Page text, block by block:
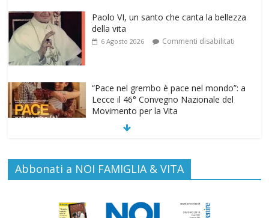
“Pace nel grembo è pace nel mondo”: a
Lecce il 46° Convegno Nazionale del
Life on air: in ascolto per la vita
26 Luglio 2026 Commenti disabilitati
SAMARITANI 2.0: la risposta di Federvita
Emilia Romagna al suicidio assistito per
25 Luglio 2026 Commenti disabilitati
Abbonati a NOI FAMIGLIA & VITA